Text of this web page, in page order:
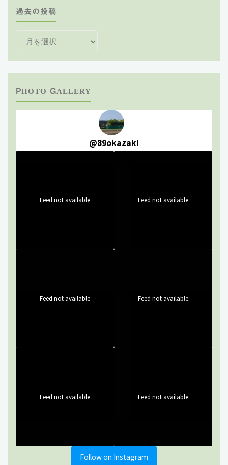
過去の投稿
去
の
稿
PHOTO GALLERY
@89okazaki
Feed not available Feed not available
Feed not available Feed not available
Feed not available Feed not available
Follow on Instagram